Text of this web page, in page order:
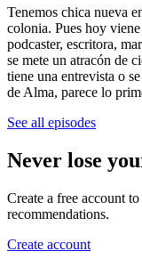
Tenemos chica nueva
colonia. Pues hoy
podcaster, escritora,
se mete un atracón de
tiene una entrevista o
de Alma, parece lo
See all episodes
Never lose
Create a free account
recommendations.
Create account